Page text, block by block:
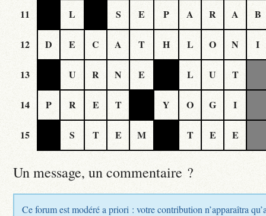
11 L S E P A R A B
12 D E C A T H L O N I
13 U R N E L U T
14 P R E T Y O G I
15 S T E M T E E
Un message, un commentaire ?
Ce forum est modéré a priori : votre contribution n’apparaîtra